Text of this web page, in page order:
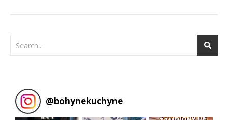
@bohynekuchyne